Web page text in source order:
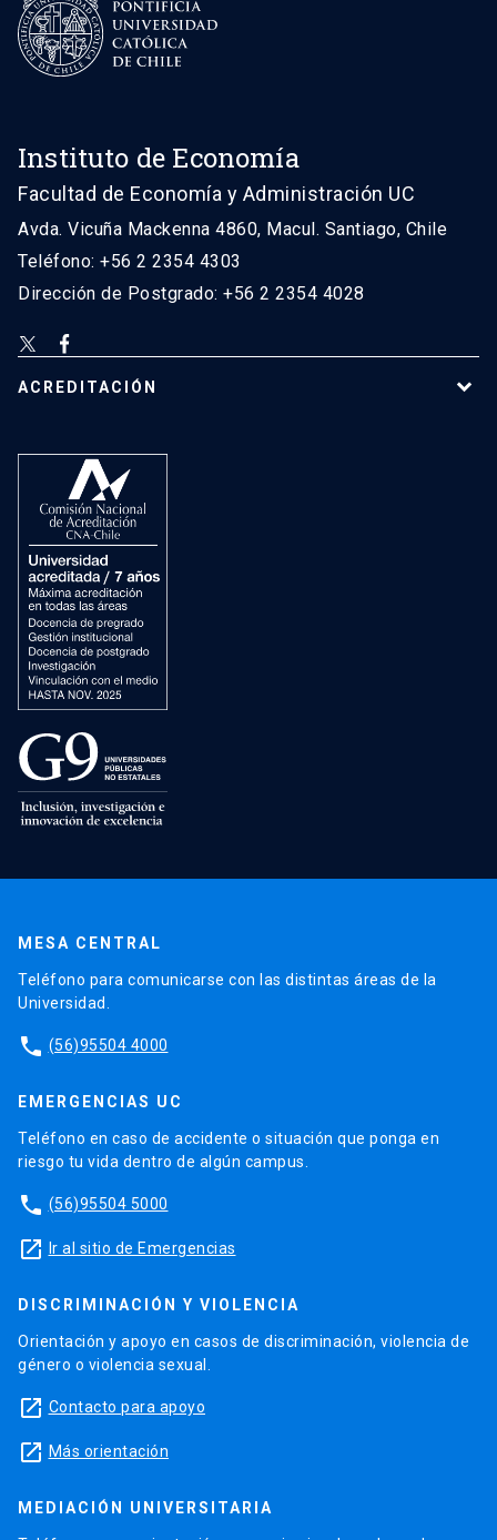
Instituto de Economía
Facultad de Economía y Administración UC
Avda. Vicuña Mackenna 4860, Macul. Santiago, Chile
Teléfono: +56 2 2354 4303
Dirección de Postgrado: +56 2 2354 4028
ACREDITACIÓN
MESA CENTRAL
Teléfono para comunicarse con las distintas áreas de la
Universidad.
phone (56)95504 4000
EMERGENCIAS UC
Teléfono en caso de accidente o situación que ponga en
riesgo tu vida dentro de algún campus.
phone (56)95504 5000
launch Ir al sitio de Emergencias
DISCRIMINACIÓN Y VIOLENCIA
Orientación y apoyo en casos de discriminación, violencia de
género o violencia sexual.
launch Contacto para apoyo
launch Más orientación
MEDIACIÓN UNIVERSITARIA